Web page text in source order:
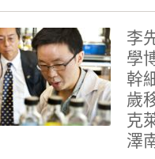
李
學
幹
歲
克
澤